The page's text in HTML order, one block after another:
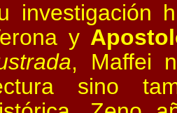
investigación
y
, Maffei
sino